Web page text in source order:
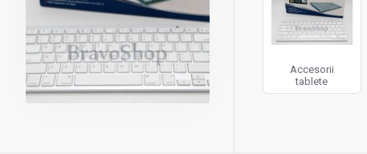
Accesorii
tablete